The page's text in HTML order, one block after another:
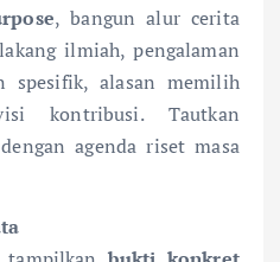
, bangun alur cerita
ilmiah, pengalaman
spesifik, alasan memilih
kontribusi. Tautkan
agenda riset masa